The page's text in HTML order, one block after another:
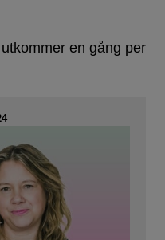
en gång per